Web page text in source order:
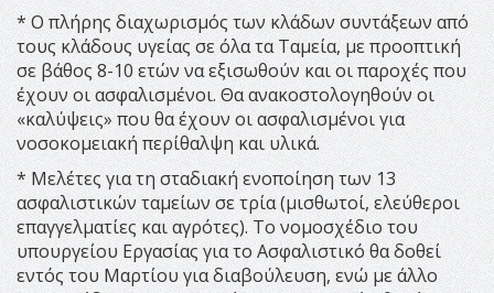
* Ο πλήρης διαχωρισμός των κλάδων συντάξεων από
τους κλάδους υγείας σε όλα τα Ταμεία, με προοπτική
σε βάθος 8-10 ετών να εξισωθούν και οι παροχές που
έχουν οι ασφαλισμένοι. Θα ανακοστολογηθούν οι
«καλύψεις» που θα έχουν οι ασφαλισμένοι για
νοσοκομειακή περίθαλψη και υλικά.
* Μελέτες για τη σταδιακή ενοποίηση των 13
ασφαλιστικών ταμείων σε τρία (μισθωτοί, ελεύθεροι
επαγγελματίες και αγρότες). Το νομοσχέδιο του
υπουργείου Εργασίας για το Ασφαλιστικό θα δοθεί
εντός του Μαρτίου για διαβούλευση, ενώ με άλλο